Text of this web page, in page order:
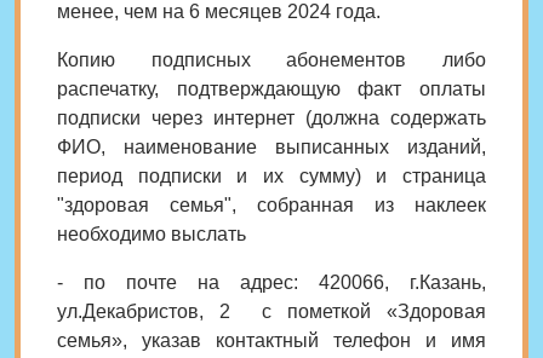
менее, чем на 6 месяцев 2024 года.
Копию подписных абонементов либо
распечатку, подтверждающую факт оплаты
подписки через интернет (должна содержать
ФИО, наименование выписанных изданий,
период подписки и их сумму) и страница
"здоровая семья", собранная из наклеек
необходимо выслать
- по почте на адрес: 420066, г.Казань,
ул.Декабристов, 2 с пометкой «Здоровая
семья», указав контактный телефон и имя